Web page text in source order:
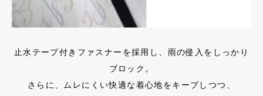
止水テープ付きファスナーを採用し、雨の侵入をしっかり
ブロック。
さらに、ムレにくい快適な着心地をキープしつつ、